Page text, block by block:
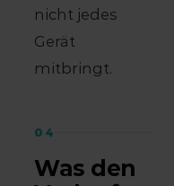
nicht jedes
Gerät
mitbringt.
04
Was den